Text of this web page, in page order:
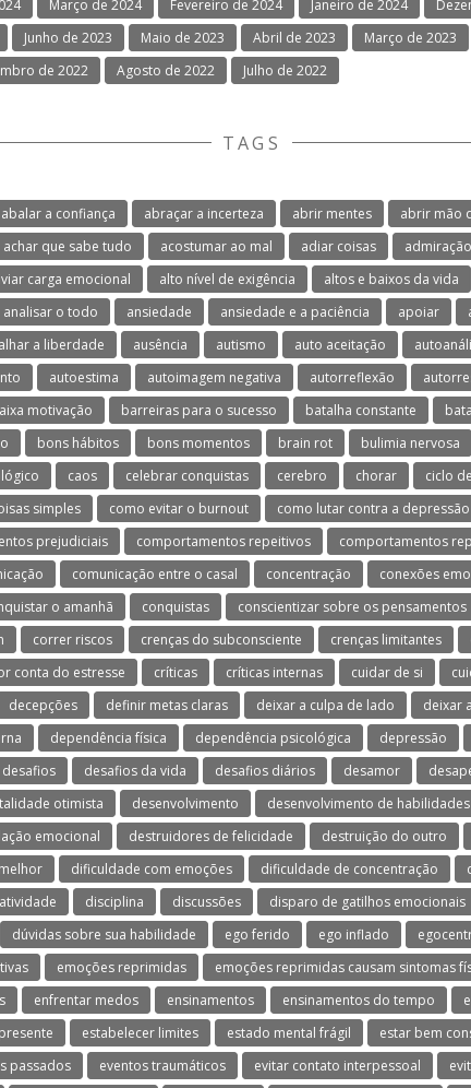
Março de 2024 Fevereiro de 2024 Janeiro de 2024
Junho de 2023 Maio de 2023 Abril de 2023 Março de 2023
de 2022 Agosto de 2022 Julho de 2022
TAGS
abalar a confiança abraçar a incerteza abrir mentes abrir mão
achar que sabe tudo acostumar ao mal adiar coisas admiração
carga emocional alto nível de exigência altos e baixos da vida
analisar o todo ansiedade ansiedade e a paciência apoiar
a liberdade ausência autismo auto aceitação
autoestima autoimagem negativa autorreflexão
motivação barreiras para o sucesso batalha constante
bons hábitos bons momentos brain rot bulimia nervosa
caos celebrar conquistas cerebro chorar ciclo
simples como evitar o burnout como lutar contra a depressão
prejudiciais comportamentos repeitivos comportamentos
comunicação entre o casal concentração conexões
o amanhã conquistas conscientizar sobre os pensamentos
correr riscos crenças do subconsciente crenças limitantes
conta do estresse críticas críticas internas cuidar de si
decepções definir metas claras deixar a culpa de lado deixar
dependência física dependência psicológica depressão
desafios desafios da vida desafios diários desamor
otimista desenvolvimento desenvolvimento de habilidades
emocional destruidores de felicidade destruição do outro
dificuldade com emoções dificuldade de concentração
disciplina discussões disparo de gatilhos emocionais
dúvidas sobre sua habilidade ego ferido ego inflado
emoções reprimidas emoções reprimidas causam sintomas
enfrentar medos ensinamentos ensinamentos do tempo
estabelecer limites estado mental frágil estar bem
passados eventos traumáticos evitar contato interpessoal